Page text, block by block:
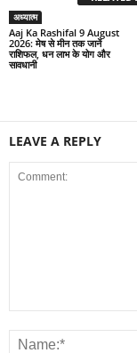
अध्यात्म
Aaj Ka Rashifal 9 August
2026: मेष से मीन तक जानें
राशिफल, धन लाभ के योग और
सावधानी
LEAVE A REPLY